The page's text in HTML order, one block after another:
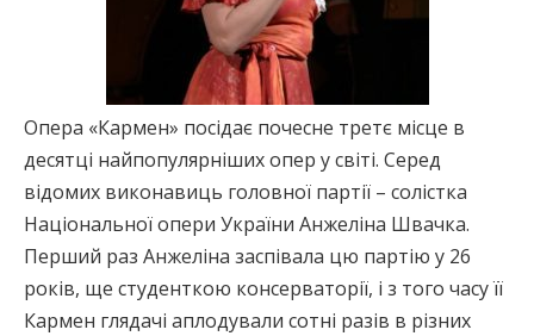
Опера «Кармен» посідає почесне третє місце в
десятці найпопулярніших опер у світі. Серед
відомих виконавиць головної партії – солістка
Національної опери України Анжеліна Швачка.
Перший раз Анжеліна заспівала цю партію у 26
років, ще студенткою консерваторії, і з того часу її
Кармен глядачі аплодували сотні разів в різних